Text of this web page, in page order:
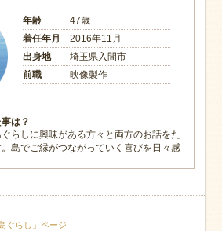
年齢
47歳
着任年月
2016年11月
出身地
埼玉県入間市
前職
映像製作
は？
らしに興味がある方々と両方のお話をた
島でご縁がつながっていく喜びを日々感
ぐらし」ページ